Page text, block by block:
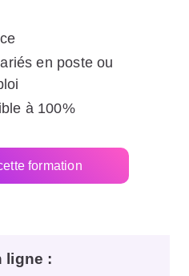
en poste ou
à 100%
formation
ligne :